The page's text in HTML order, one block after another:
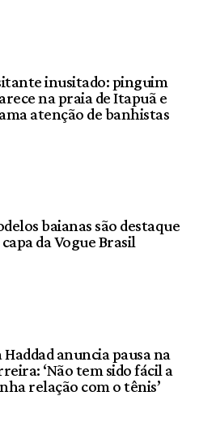
inusitado: pinguim
na praia de Itapuã e
atenção de banhistas
baianas são destaque
da Vogue Brasil
Haddad anuncia pausa na
‘Não tem sido fácil a
relação com o tênis’